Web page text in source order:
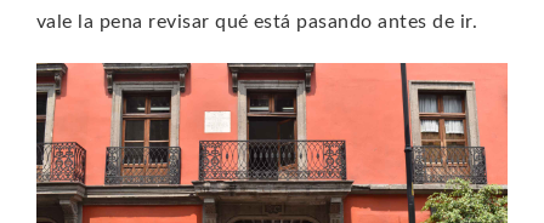
vale la pena revisar qué está pasando antes de ir.